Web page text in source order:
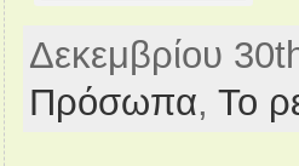
Δεκεμβρίου
Πρόσωπα, Το